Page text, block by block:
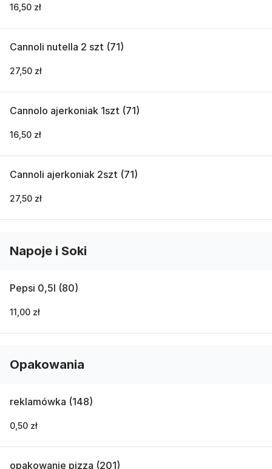
16,50 zł
Cannoli nutella 2 szt (71)
27,50 zł
Cannolo ajerkoniak 1szt (71)
16,50 zł
Cannoli ajerkoniak 2szt (71)
27,50 zł
Napoje i Soki
Pepsi 0,5l (80)
11,00 zł
Opakowania
reklamówka (148)
0,50 zł
opakowanie pizza (201)